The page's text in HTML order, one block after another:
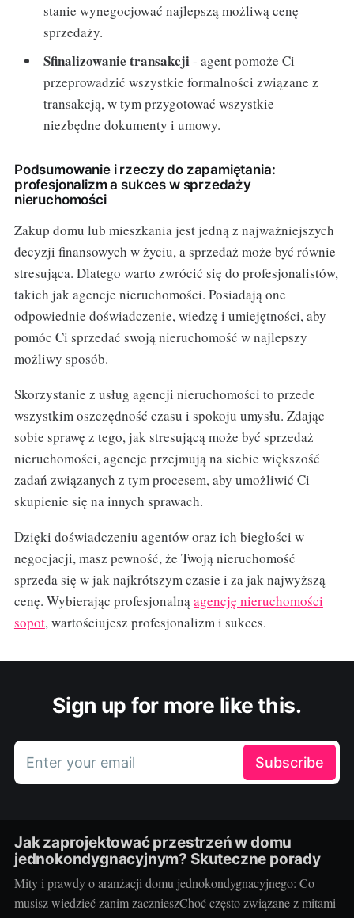
stanie wynegocjować najlepszą możliwą cenę
sprzedaży.
Sfinalizowanie transakcji- agent pomoże Ci
przeprowadzić wszystkie formalności związane z
transakcją, w tym przygotować wszystkie
niezbędne dokumenty i umowy.
Podsumowanie i rzeczy do zapamiętania:
profesjonalizm a sukces w sprzedaży
nieruchomości
Zakup domu lub mieszkania jest jedną z najważniejszych
decyzji finansowych w życiu, a sprzedaż może być równie
stresująca. Dlatego warto zwrócić się do profesjonalistów,
takich jak agencje nieruchomości. Posiadają one
odpowiednie doświadczenie, wiedzę i umiejętności, aby
pomóc Ci sprzedać swoją nieruchomość w najlepszy
możliwy sposób.
Skorzystanie z usług agencji nieruchomości to przede
wszystkim oszczędność czasu i spokoju umysłu. Zdając
sobie sprawę z tego, jak stresującą może być sprzedaż
nieruchomości, agencje przejmują na siebie większość
zadań związanych z tym procesem, aby umożliwić Ci
skupienie się na innych sprawach.
Dzięki doświadczeniu agentów oraz ich biegłości w
negocjacji, masz pewność, że Twoją nieruchomość
sprzeda się w jak najkrótszym czasie i za jak najwyższą
cenę. Wybierając profesjonalnąagencję nieruchomości
sopot, wartościujesz profesjonalizm i sukces.
Sign up for more like this.
Enter your email Subscribe
Jak zaprojektować przestrzeń w domu
jednokondygnacyjnym? Skuteczne porady
Mity i prawdy o aranżacji domu jednokondygnacyjnego: Co
musisz wiedzieć zanim zacznieszChoć często związane z mitami